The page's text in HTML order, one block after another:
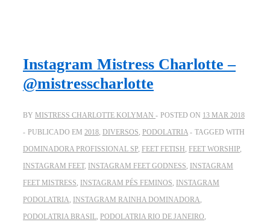
Instagram Mistress Charlotte –
@mistresscharlotte
BY MISTRESS CHARLOTTE KOLYMAN POSTED ON 13 MAR 2018
PUBLICADO EM 2018, DIVERSOS, PODOLATRIA
TAGGED WITH
DOMINADORA PROFISSIONAL SP, FEET FETISH, FEET WORSHIP,
INSTAGRAM FEET, INSTAGRAM FEET GODNESS, INSTAGRAM
FEET MISTRESS, INSTAGRAM PÉS FEMINOS, INSTAGRAM
PODOLATRIA, INSTAGRAM RAINHA DOMINADORA,
PODOLATRIA BRASIL, PODOLATRIA RIO DE JANEIRO,